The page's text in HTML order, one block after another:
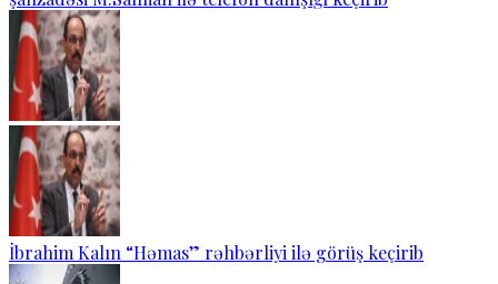
İbrahim Kalın “Həmas” rəhbərliyi ilə görüş keçirib